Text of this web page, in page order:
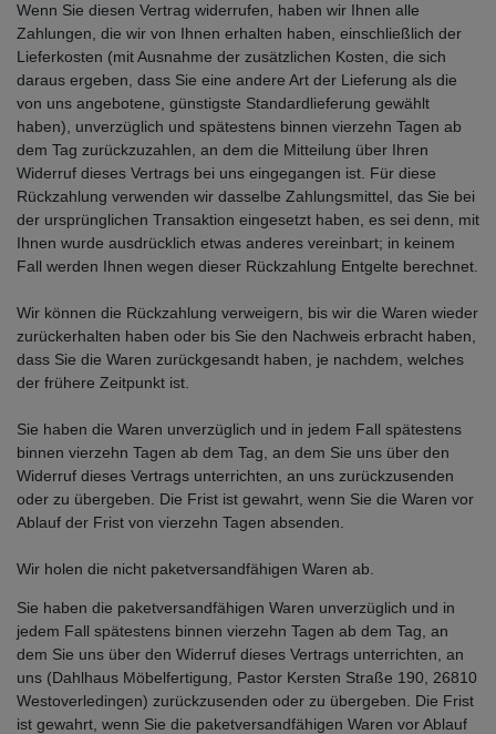
Wenn Sie diesen Vertrag widerrufen, haben wir Ihnen alle
Zahlungen, die wir von Ihnen erhalten haben, einschließlich der
Lieferkosten (mit Ausnahme der zusätzlichen Kosten, die sich
daraus ergeben, dass Sie eine andere Art der Lieferung als die
von uns angebotene, günstigste Standardlieferung gewählt
haben), unverzüglich und spätestens binnen vierzehn Tagen ab
dem Tag zurückzuzahlen, an dem die Mitteilung über Ihren
Widerruf dieses Vertrags bei uns eingegangen ist. Für diese
Rückzahlung verwenden wir dasselbe Zahlungsmittel, das Sie bei
der ursprünglichen Transaktion eingesetzt haben, es sei denn, mit
Ihnen wurde ausdrücklich etwas anderes vereinbart; in keinem
Fall werden Ihnen wegen dieser Rückzahlung Entgelte berechnet.
Wir können die Rückzahlung verweigern, bis wir die Waren wieder
zurückerhalten haben oder bis Sie den Nachweis erbracht haben,
dass Sie die Waren zurückgesandt haben, je nachdem, welches
der frühere Zeitpunkt ist.
Sie haben die Waren unverzüglich und in jedem Fall spätestens
binnen vierzehn Tagen ab dem Tag, an dem Sie uns über den
Widerruf dieses Vertrags unterrichten, an uns zurückzusenden
oder zu übergeben. Die Frist ist gewahrt, wenn Sie die Waren vor
Ablauf der Frist von vierzehn Tagen absenden.
Wir holen die nicht paketversandfähigen Waren ab.
Sie haben die paketversandfähigen Waren unverzüglich und in
jedem Fall spätestens binnen vierzehn Tagen ab dem Tag, an
dem Sie uns über den Widerruf dieses Vertrags unterrichten, an
uns (Dahlhaus Möbelfertigung, Pastor Kersten Straße 190, 26810
Westoverledingen) zurückzusenden oder zu übergeben. Die Frist
ist gewahrt, wenn Sie die paketversandfähigen Waren vor Ablauf